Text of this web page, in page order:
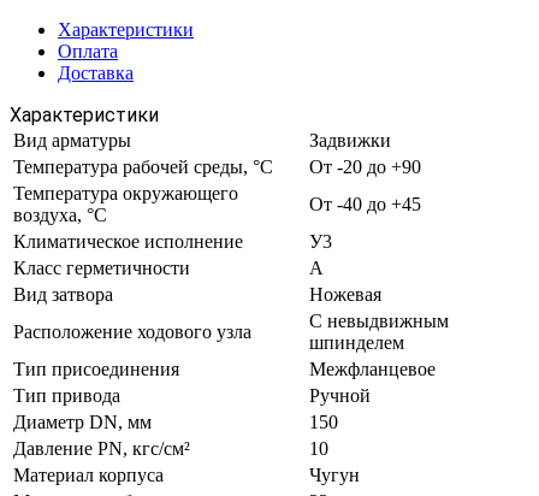
Характеристики
Оплата
Доставка
Характеристики
Вид арматуры
Задвижки
Температура рабочей среды, °С
От -20 до +90
Температура окружающего
воздуха, °С
От -40 до +45
Климатическое исполнение
У3
Класс герметичности
А
Вид затвора
Ножевая
Расположение ходового узла
С невыдвижным
шпинделем
Тип присоединения
Межфланцевое
Тип привода
Ручной
Диаметр DN, мм
150
Давление PN, кгс/см²
10
Материал корпуса
Чугун